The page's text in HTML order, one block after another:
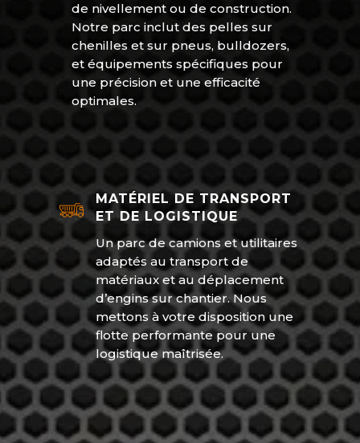
de nivellement ou de construction.
Notre parc inclut des pelles sur
chenilles et sur pneus, bulldozers,
et équipements spécifiques pour
une précision et une efficacité
optimales.
MATÉRIEL DE TRANSPORT
ET DE LOGISTIQUE
Un parc de camions et utilitaires
adaptés au transport de
matériaux et au déplacement
d’engins sur chantier. Nous
mettons à votre disposition une
flotte performante pour une
logistique maîtrisée.